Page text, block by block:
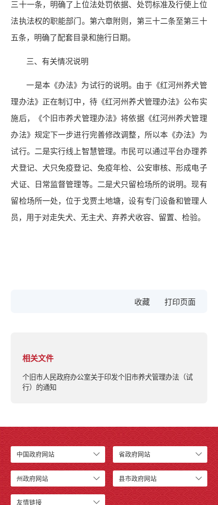
三十一条，明确了上位法处罚依据、处罚标准及行使上位
法执法权的职能部门。第六章附则，第三十二条至第三十
五条，明确了配套目录和施行日期。
三、有关情况说明
一是本《办法》为试行的说明。由于《红河州养犬管
理办法》正在制订中，待《红河州养犬管理办法》公布实
施后，《个旧市养犬管理办法》将依据《红河州养犬管理
办法》规定下一步进行完善修改调整，所以本《办法》为
试行。二是实行线上智慧管理。市民可以通过平台办理养
犬登记、犬只免疫登记、免疫年检、公安审核、形成电子
犬证、日常监督管理等。二是犬只留检场所的说明。现有
留检场所一处，位于戈贾土地塘，设有专门设备和管理人
员，用于对走失犬、无主犬、弃养犬收容、留置、检验。
收藏
相关文件
个旧市人民政府办公室关于印发个旧市养犬管理办法（试
行）的通知
中国政府网站 省政府网站
州政府网站 县市政府网站
友情链接